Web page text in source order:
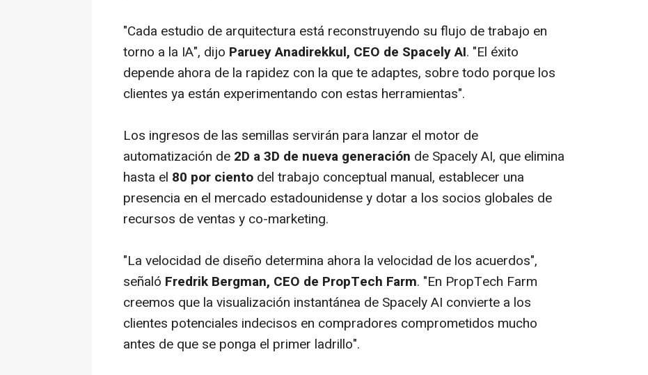
"Cada estudio de arquitectura está reconstruyendo su flujo de trabajo en
torno a la IA", dijo Paruey Anadirekkul, CEO de Spacely AI. "El éxito
depende ahora de la rapidez con la que te adaptes, sobre todo porque los
clientes ya están experimentando con estas herramientas".
Los ingresos de las semillas servirán para lanzar el motor de
automatización de 2D a 3D de nueva generación de Spacely AI, que elimina
hasta el 80 por ciento del trabajo conceptual manual, establecer una
presencia en el mercado estadounidense y dotar a los socios globales de
recursos de ventas y co-marketing.
"La velocidad de diseño determina ahora la velocidad de los acuerdos",
señaló Fredrik Bergman, CEO de PropTech Farm. "En PropTech Farm
creemos que la visualización instantánea de Spacely AI convierte a los
clientes potenciales indecisos en compradores comprometidos mucho
antes de que se ponga el primer ladrillo".